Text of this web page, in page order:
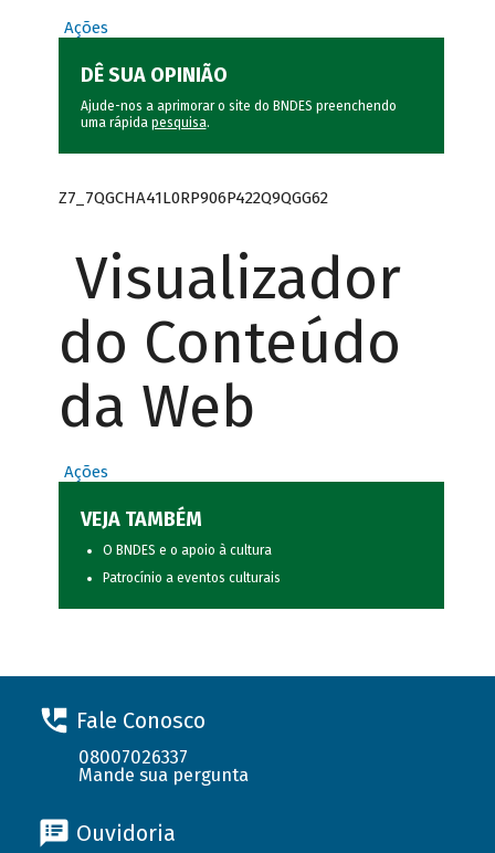
Ações
DÊ SUA OPINIÃO
Ajude-nos a aprimorar o site do BNDES preenchendo
uma rápida pesquisa.
Z7_7QGCHA41L0RP906P422Q9QGG62
Visualizador
do Conteúdo
da Web
Ações
VEJA TAMBÉM
O BNDES e o apoio à cultura
Patrocínio a eventos culturais
Fale Conosco
08007026337
Mande sua pergunta
Ouvidoria